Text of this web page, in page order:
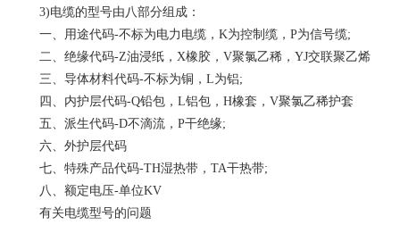
3)电缆的型号由八部分组成：
一、用途代码-不标为电力电缆，K为控制缆，P为信号缆;
二、绝缘代码-Z油浸纸，X橡胶，V聚氯乙稀，YJ交联聚乙烯
三、导体材料代码-不标为铜，L为铝;
四、内护层代码-Q铅包，L铝包，H橡套，V聚氯乙稀护套
五、派生代码-D不滴流，P干绝缘;
六、外护层代码
七、特殊产品代码-TH湿热带，TA干热带;
八、额定电压-单位KV
有关电缆型号的问题